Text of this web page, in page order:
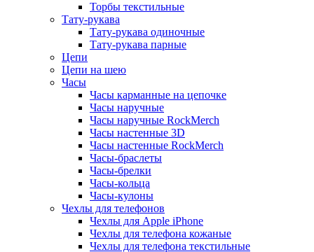
Торбы текстильные
Тату-рукава
Тату-рукава одиночные
Тату-рукава парные
Цепи
Цепи на шею
Часы
Часы карманные на цепочке
Часы наручные
Часы наручные RockMerch
Часы настенные 3D
Часы настенные RockMerch
Часы-браслеты
Часы-брелки
Часы-кольца
Часы-кулоны
Чехлы для телефонов
Чехлы для Apple iPhone
Чехлы для телефона кожаные
Чехлы для телефона текстильные